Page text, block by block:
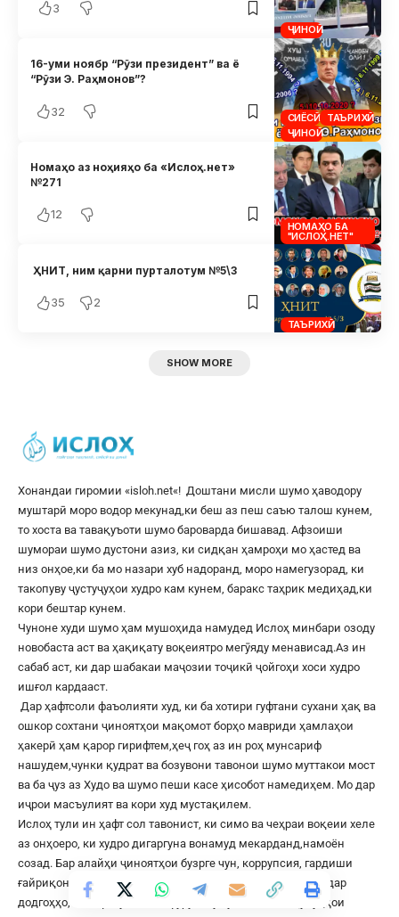
ҶИНОӢ
3
СИЁСӢ
ТАЪРИХӢ
ҶИНОӢ
16-уми ноябр “Рӯзи президент” ва ё
“Рӯзи Э. Раҳмонов”?
32
НОМАҲО БА
"ИСЛОҲ.НЕТ"
Номаҳо аз ноҳияҳо ба «Ислоҳ.нет»
№271
12
ТАЪРИХӢ
ҲНИТ, ним қарни пурталотум №5\3
35 2
SHOW MORE
Хонандаи гиромии «isloh.net«! Доштани мисли шумо ҳаводору
муштарӣ моро водор мекунад,ки беш аз пеш саъю талош кунем,
то хоста ва тавақуъоти шумо бароварда бишавад. Афзоиши
шумораи шумо дустони азиз, ки сидқан ҳамроҳи мо ҳастед ва
низ онҳое,ки ба мо назари хуб надоранд, моро намегузорад, ки
такопуву ҷустуҷуҳои худро кам кунем, баракс таҳрик медиҳад,ки
кори бештар кунем.
Чуноне худи шумо ҳам мушоҳида намудед Ислоҳ минбари озоду
новобаста аст ва ҳақиқату воқеиятро мегӯяду менависад.Аз ин
сабаб аст, ки дар шабакаи маҷозии тоҷикӣ ҷойгоҳи хоси худро
ишғол кардааст.
Дар ҳафтсоли фаъолияти худ, ки ба хотири гуфтани сухани ҳақ ва
ошкор сохтани ҷиноятҳои мақомот борҳо мавриди ҳамлаҳои
ҳакерӣ ҳам қарор гирифтем,ҳеҷ гоҳ аз ин роҳ мунсариф
нашудем,чунки қудрат ва бозувони тавонои шумо муттакои мост
ва ба ҷуз аз Худо ва шумо пеши касе ҳисобот намедиҳем. Мо дар
иҷрои масъулият ва кори худ мустақилем.
Ислоҳ тули ин ҳафт сол тавонист, ки симо ва чеҳраи воқеии хеле
аз онҳоеро, ки худро дигаргуна вонамуд мекарданд,намоён
созад. Бар алайҳи ҷиноятҳои бузрге чун, коррупсия, гардиши
ғайриқонунии маводи мухаддир, аҳкоми ғайриодилона дар
додгоҳҳо, вазифаву мансабфурушӣ,умуман нақзи ҳуқуқҳои